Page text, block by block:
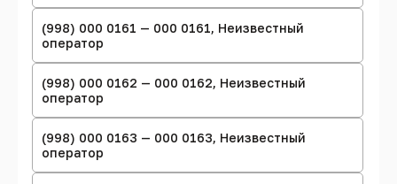
(998) 000 0161 — 000 0161, Неизвестный
оператор
(998) 000 0162 — 000 0162, Неизвестный
оператор
(998) 000 0163 — 000 0163, Неизвестный
оператор